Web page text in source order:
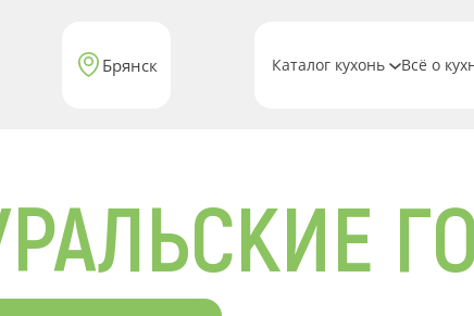
Брянск Каталог кухонь Всё о